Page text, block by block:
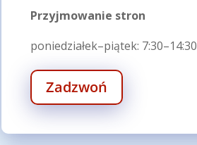
Przyjmowanie stron
poniedziałek–piątek: 7:30–14:30
Zadzwoń